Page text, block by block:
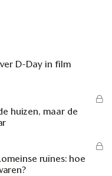
D-Day in film
huizen, maar de
ruïnes: hoe